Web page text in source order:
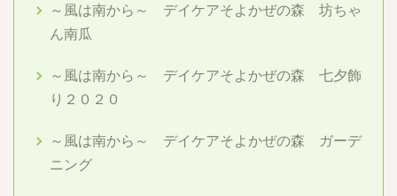
～風は南から～ デイケアそよかぜの森 坊ちゃ
ん南瓜
～風は南から～ デイケアそよかぜの森 七夕飾
り２０２０
～風は南から～ デイケアそよかぜの森 ガーデ
ニング